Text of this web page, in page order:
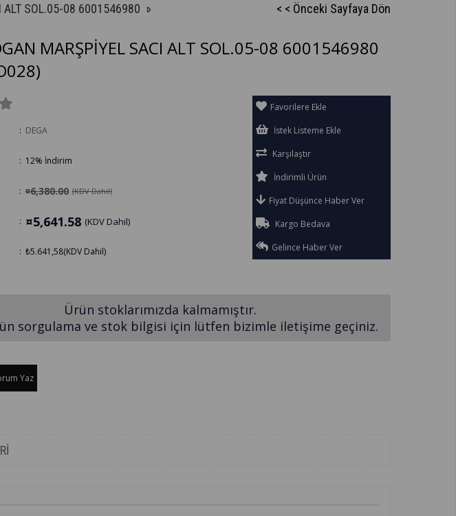
ALT SOL.05-08 6001546980 < < Önceki Sayfaya Dön
MARŞPİYEL SACI ALT SOL.05-08 6001546980
: DEGA
: %
12 İndirim
: ¤6,380.00 (KDV Dahil)
: ¤5,641.58 (KDV Dahil)
: ₺5.641,58(KDV Dahil)
Favorilere Ekle
İstek Listeme Ekle
Karşılaştır
İndirimli Ürün
Fiyat Düşünce Haber Ver
Kargo Bedava
Gelince Haber Ver
Ürün stoklarımızda kalmamıştır.
sorgulama ve stok bilgisi için lütfen bizimle iletişime geçiniz.
Yaz